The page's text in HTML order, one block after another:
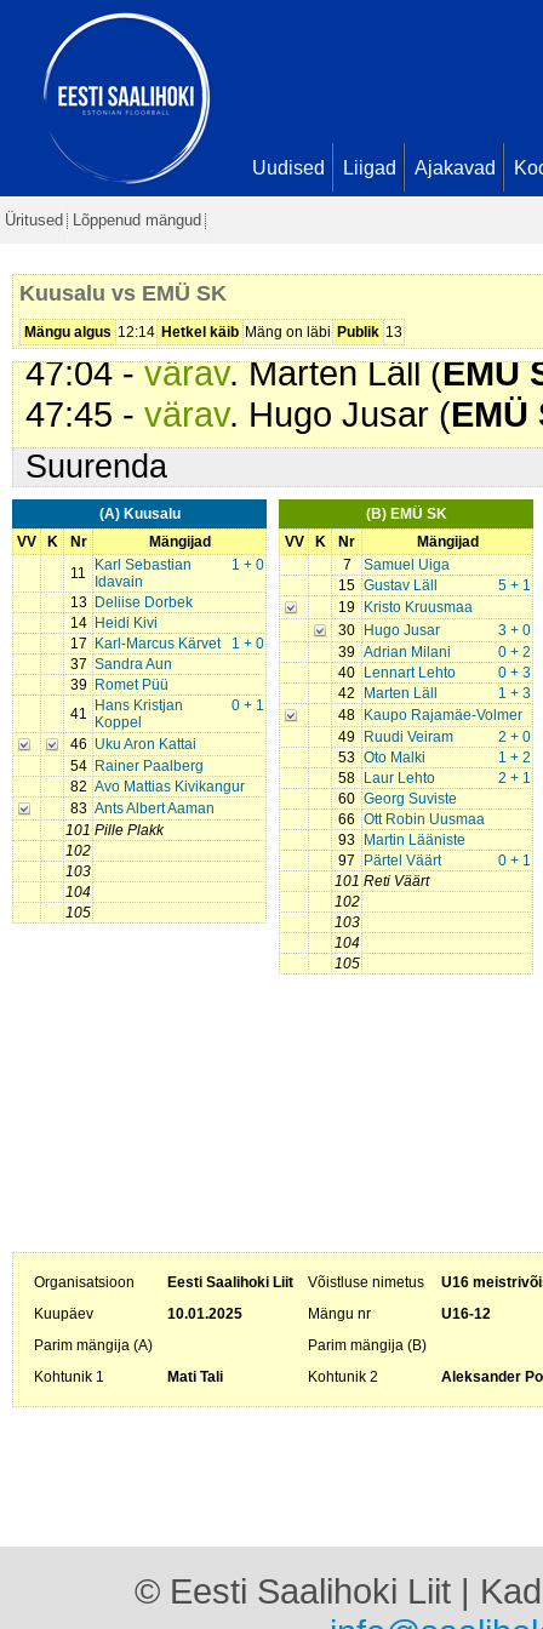
Uudised Liigad Ajakavad
Üritused Lõppenud mängud
Kuusalu vs EMÜ SK
Mängu algus 12:14 Hetkel käib Mäng on läbi Publik 13
24:50 -
värav
29:00 -värav
34:53 -värav
36:53 - värav . Gustav Läll (EMÜ
38:42 -värav. Gustav Läll (EMÜ
45:11 -värav
45:21 -värav. Ruudi Veiram (
47:04 -värav. Marten Läll (EMÜ
47:45 - värav. Hugo Jusar (EMÜ
Suurenda
(A) Kuusalu
VV
K Nr
Mängijad
11
1 + 0
Karl Sebastian
Idavain
13
Deliise Dorbek
14
Heidi Kivi
17
1 + 0
Karl-Marcus Kärvet
37 Sandra Aun
39
Romet Püü
41
0 + 1
Hans Kristjan
Koppel
46 Uku Aron Kattai
54
Rainer Paalberg
82 Avo Mattias Kivikangur
83 Ants Albert Aaman
101 Pille Plakk
102
103
104
105
(B) EMÜ SK
VV
K Nr
Mängijad
7
Samuel Uiga
15
5 + 1
Gustav Läll
19
Kristo Kruusmaa
30
3 + 0
Hugo Jusar
39
0 + 2
Adrian Milani
40
0 + 3
Lennart Lehto
42
1 + 3
Marten Läll
48
Kaupo Rajamäe-Volmer
49
2 + 0
Ruudi Veiram
53
1 + 2
Oto Malki
58
2 + 1
Laur Lehto
60 Georg Suviste
66 Ott Robin Uusmaa
93
Martin Lääniste
97
0 + 1
Pärtel Väärt
101 Reti Väärt
102
103
104
105
Organisatsioon Eesti Saalihoki Liit Võistluse nimetus
U16
Kuupäev
10.01.2025 Mängu nr
U16-12
Parim mängija (A)
Parim mängija (B)
Kohtunik 1
Mati Tali Kohtunik 2 Aleksander
© Eesti Saalihoki Liit |